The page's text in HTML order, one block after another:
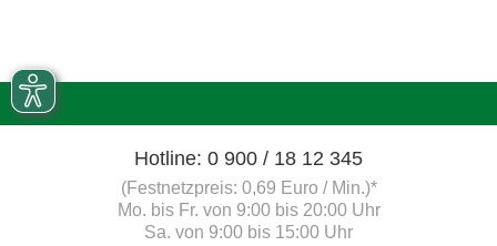
Hotline: 0 900 / 18 12 345
(Festnetzpreis: 0,69 Euro / Min.)*
Mo. bis Fr. von 9:00 bis 20:00 Uhr
Sa. von 9:00 bis 15:00 Uhr